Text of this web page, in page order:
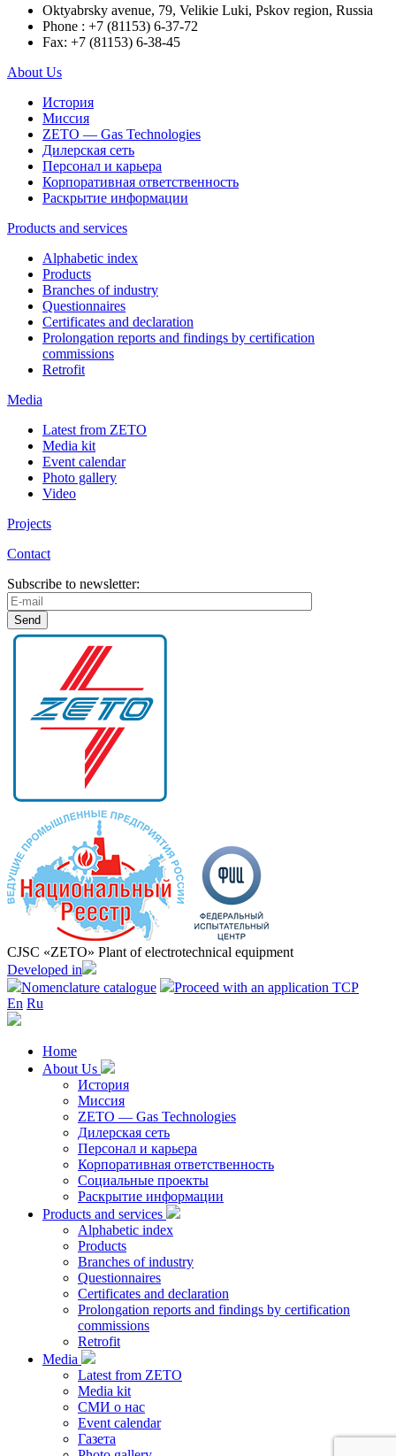
Oktyabrsky avenue, 79, Velikie Luki, Pskov region, Russia
Phone : +7 (81153) 6-37-72
Fax: +7 (81153) 6-38-45
About Us
История
Миссия
ZETO — Gas Technologies
Дилерская сеть
Персонал и карьера
Корпоративная ответственность
Раскрытие информации
Products and services
Alphabetic index
Products
Branches of industry
Questionnaires
Certificates and declaration
Prolongation reports and findings by certification
commissions
Retrofit
Media
Latest from ZETO
Media kit
Event calendar
Photo gallery
Video
Projects
Contact
Subscribe to newsletter:
CJSC «ZETO» Plant of electrotechnical equipment
Developed in
Nomenclature catalogue
Proceed with an application TCP
En Ru
Home
About Us
История
Миссия
ZETO — Gas Technologies
Дилерская сеть
Персонал и карьера
Корпоративная ответственность
Социальные проекты
Раскрытие информации
Products and services
Alphabetic index
Products
Branches of industry
Questionnaires
Certificates and declaration
Prolongation reports and findings by certification
commissions
Retrofit
Media
Latest from ZETO
Media kit
СМИ о нас
Event calendar
Газета